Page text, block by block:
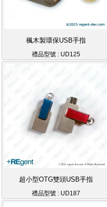
楓木製環保USB手指
禮品型號 : UD125
超小型OTG雙頭USB手指
禮品型號 : UD187